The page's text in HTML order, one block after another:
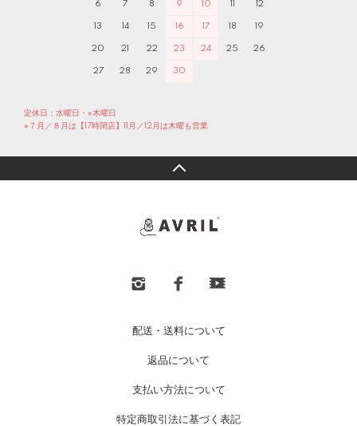
6 7 8 9 10 11 12
13 14 15 16 17 18 19
20 21 22 23 24 25 26
27 28 29 30
定休日：水曜日・※木曜日
※７月／８月は【17時閉店】11月／12月は木曜も営業
配送・送料について
返品について
支払い方法について
特定商取引法に基づく表記